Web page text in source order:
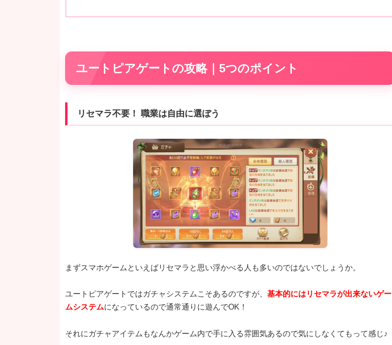
ユートピアゲートの攻略｜5つのポイント
リセマラ不要！ 職業は自由に選ぼう
まずスマホゲームといえばリセマラと思い浮かべる人も多いのではないでしょうか。
ユートピアゲートではガチャシステムこそあるのですが、 基本的にはリセマラが出来ないゲー
ムシステムになっているので通常通りに遊んでOK！
それにガチャアイテムもなんかゲーム内で手に入る雰囲気あるので気にしなくてもって感じ♪